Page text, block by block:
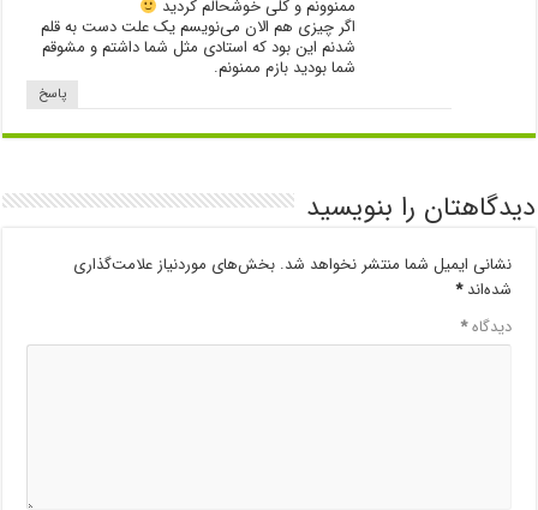
ممنوونم و کلی خوشحالم کردید
اگر چیزی هم الان می‎‌نویسم یک علت دست به قلم
شدنم این بود که استادی مثل شما داشتم و مشوقم
شما بودید بازم ممنونم.
پاسخ
دیدگاهتان را بنویسید
نشانی ایمیل شما منتشر نخواهد شد. بخش‌های موردنیاز علامت‌گذاری
شده‌اند*
دیدگاه*